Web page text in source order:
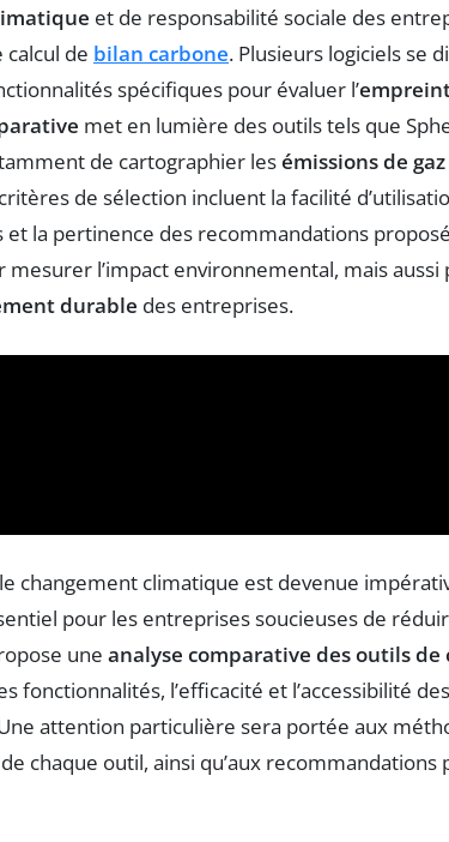
et de responsabilité sociale des
de bilan carbone. Plusieurs logiciels se
spécifiques pour évaluer l’
met en lumière des outils tels que
de cartographier lesémissions de
de sélection incluent la facilité
et la pertinence des recommandations
l’impact environnemental, mais aussi
durable des entreprises.
changement climatique est devenue
pour les entreprises soucieuses de
une analyse comparative des outils de
fonctionnalités, l’efficacité et l’accessibilité
attention particulière sera portée aux
chaque outil, ainsi qu’aux recommandations